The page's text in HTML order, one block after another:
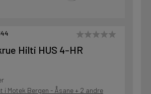
Hilti HUS 4-HR
i Motek Bergen - Åsane + 2 andre